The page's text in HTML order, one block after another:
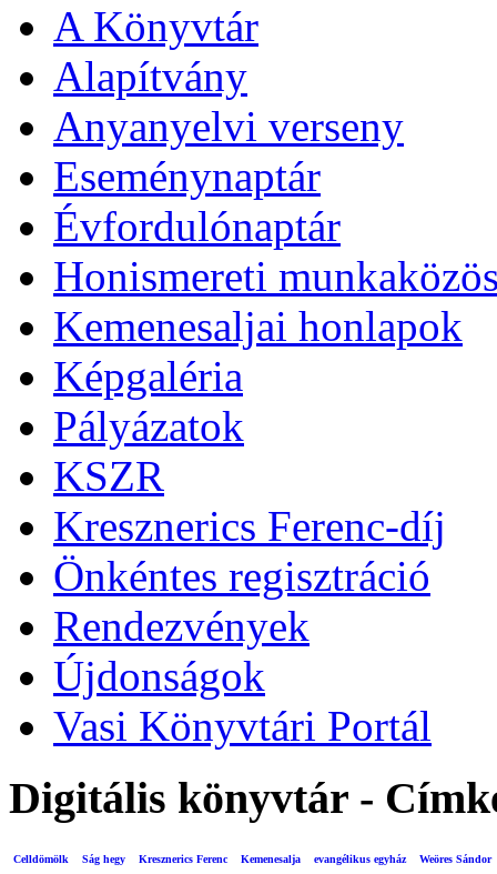
A Könyvtár
Alapítvány
Anyanyelvi verseny
Eseménynaptár
Évfordulónaptár
Honismereti
Kemenesaljai honlapok
Képgaléria
Pályázatok
KSZR
Kresznerics Ferenc-díj
Önkéntes regisztráció
Rendezvények
Újdonságok
Vasi Könyvtári Portál
Digitális könyvtár -
Celldömölk Ság hegy Kresznerics Ferenc Kemenesalja evangélikus egyház Weöres Sándor